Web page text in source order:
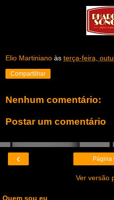
Elio Martiniano às terça-feira,
Compartilhar
Nenhum comentário:
Postar um comentário
‹ Página
Ver versão
Quem sou eu